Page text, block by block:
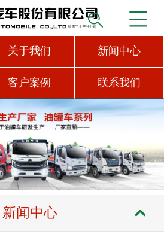
关于我们 新闻中心
客户案例 联系我们
新闻中心